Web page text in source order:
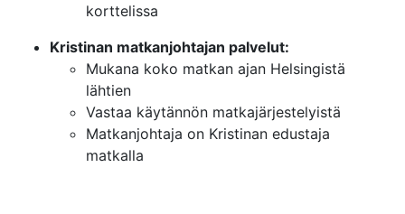
korttelissa
Kristinan matkanjohtajan palvelut:
Mukana koko matkan ajan Helsingistä
lähtien
Vastaa käytännön matkajärjestelyistä
Matkanjohtaja on Kristinan edustaja
matkalla